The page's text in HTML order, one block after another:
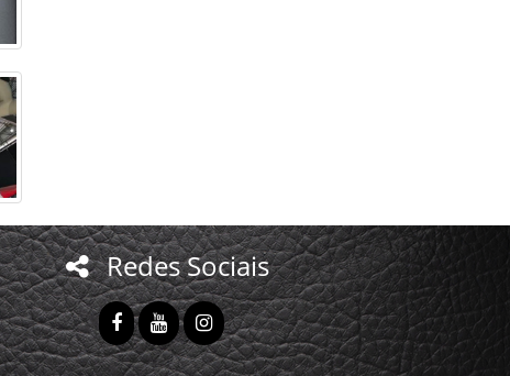
Redes Sociais